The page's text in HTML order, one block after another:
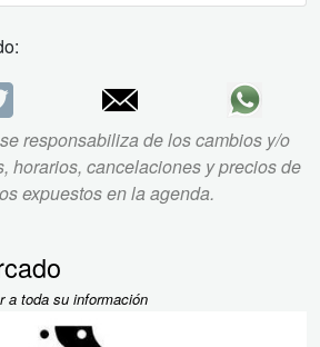
responsabiliza de los cambios y/o
horarios, cancelaciones y precios de
expuestos en la agenda.
a toda su información